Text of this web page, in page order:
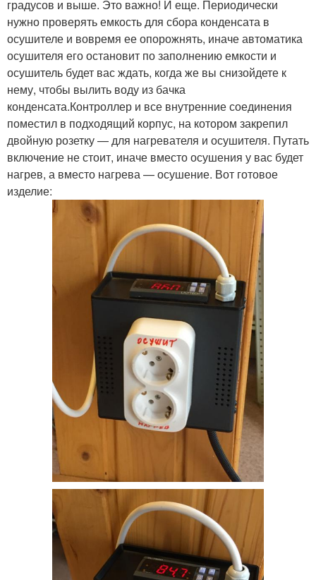
градусов и выше. Это важно! И еще. Периодически
нужно проверять емкость для сбора конденсата в
осушителе и вовремя ее опорожнять, иначе автоматика
осушителя его остановит по заполнению емкости и
осушитель будет вас ждать, когда же вы снизойдете к
нему, чтобы вылить воду из бачка
конденсата.Контроллер и все внутренние соединения
поместил в подходящий корпус, на котором закрепил
двойную розетку — для нагревателя и осушителя. Путать
включение не стоит, иначе вместо осушения у вас будет
нагрев, а вместо нагрева — осушение. Вот готовое
изделие: